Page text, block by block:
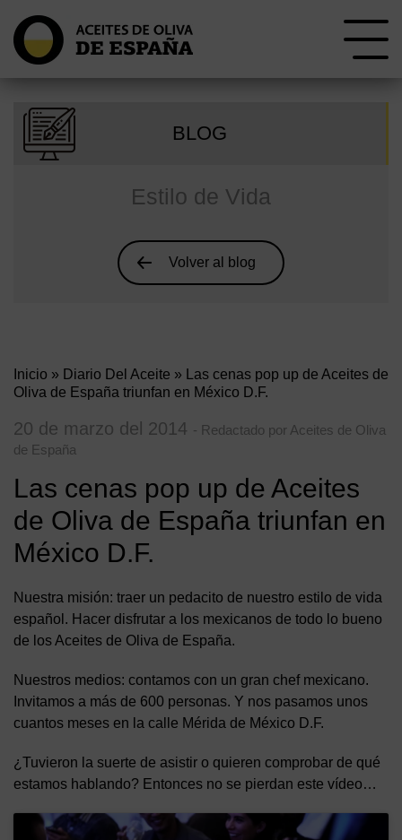
BLOG
Estilo de Vida
Volver al blog
Inicio » Diario Del Aceite » Las cenas pop up de Aceites de
Oliva de España triunfan en México D.F.
20 de marzo del 2014 - Redactado por Aceites de Oliva
de España
Las cenas pop up de Aceites
de Oliva de España triunfan en
México D.F.
Nuestra misión: traer un pedacito de nuestro estilo de vida
español. Hacer disfrutar a los mexicanos de todo lo bueno
de los Aceites de Oliva de España.
Nuestros medios: contamos con un gran chef mexicano.
Invitamos a más de 600 personas. Y nos pasamos unos
cuantos meses en la calle Mérida de México D.F.
¿Tuvieron la suerte de asistir o quieren comprobar de qué
estamos hablando? Entonces no se pierdan este vídeo…